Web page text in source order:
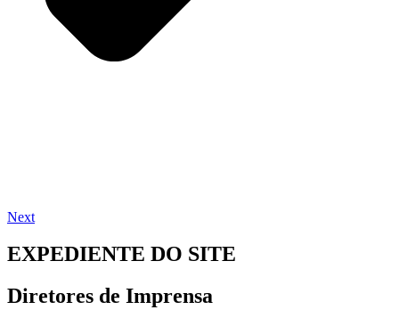
Next
EXPEDIENTE DO SITE
Diretores de Imprensa